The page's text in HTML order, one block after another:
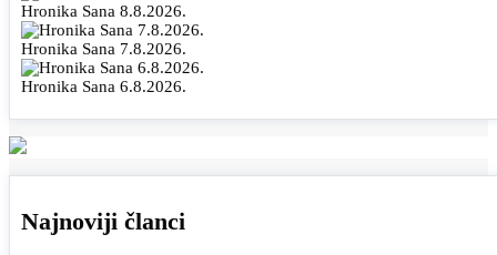
Hronika Sana 8.8.2026.
Hronika Sana 7.8.2026.
Hronika Sana 6.8.2026.
Najnoviji članci